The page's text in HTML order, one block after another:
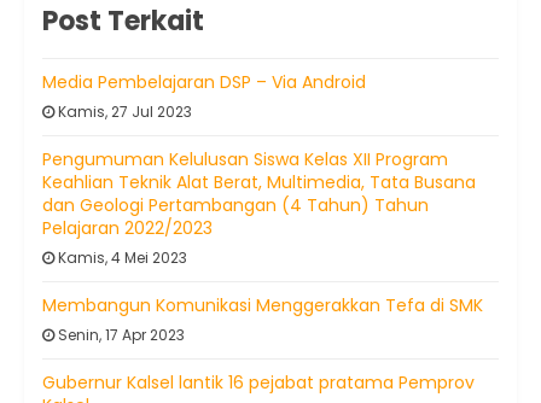
Post Terkait
Media Pembelajaran DSP – Via Android
Kamis, 27 Jul 2023
Pengumuman Kelulusan Siswa Kelas XII Program
Keahlian Teknik Alat Berat, Multimedia, Tata Busana
dan Geologi Pertambangan (4 Tahun) Tahun
Pelajaran 2022/2023
Kamis, 4 Mei 2023
Membangun Komunikasi Menggerakkan Tefa di SMK
Senin, 17 Apr 2023
Gubernur Kalsel lantik 16 pejabat pratama Pemprov